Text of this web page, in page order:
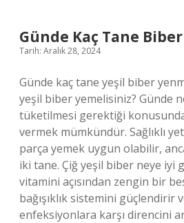
Günde Kaç Tane
Tarih: Aralık 28, 2024
Günde kaç tane yeşil biber
yeşil biber yemelisiniz? Günde
tüketilmesi gerektiği
vermek mümkündür. Sağlıklı
parça yemek uygun olabilir,
iki tane. Çiğ yeşil biber neye iyi
vitamini açısından zengin bir
bağışıklık sistemini güçlendirir
enfeksiyonlara karşı direncini